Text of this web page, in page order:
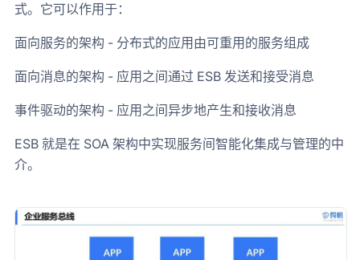
式。它可以作用于：
面向服务的架构 - 分布式的应用由可重用的服务组成
面向消息的架构 - 应用之间通过 ESB 发送和接受消息
事件驱动的架构 - 应用之间异步地产生和接收消息
ESB 就是在 SOA 架构中实现服务间智能化集成与管理的中
介。